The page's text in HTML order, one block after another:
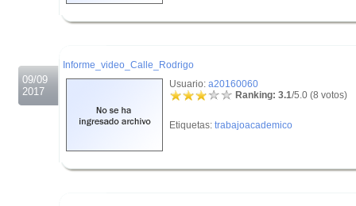
09/09
2017
Informe_video_Calle_Rodrigo
Usuario: a20160060
Ranking: 3.1/5.0 (8 votos)
Etiquetas: trabajoacademico